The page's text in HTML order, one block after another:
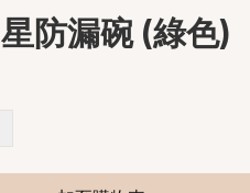
防漏碗 (綠色)